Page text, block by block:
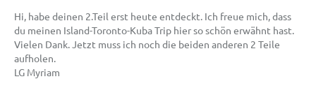
Hi, habe deinen 2.Teil erst heute entdeckt. Ich freue mich, dass
du meinen Island-Toronto-Kuba Trip hier so schön erwähnt hast.
Vielen Dank. Jetzt muss ich noch die beiden anderen 2 Teile
aufholen.
LG Myriam